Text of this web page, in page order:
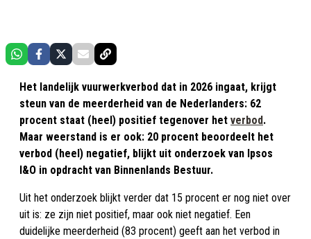
Het landelijk vuurwerkverbod dat in 2026 ingaat, krijgt
steun van de meerderheid van de Nederlanders: 62
procent staat (heel) positief tegenover het verbod.
Maar weerstand is er ook: 20 procent beoordeelt het
verbod (heel) negatief, blijkt uit onderzoek van Ipsos
I&O in opdracht van Binnenlands Bestuur.
Uit het onderzoek blijkt verder dat 15 procent er nog niet over
uit is: ze zijn niet positief, maar ook niet negatief. Een
duidelijke meerderheid (83 procent) geeft aan het verbod in